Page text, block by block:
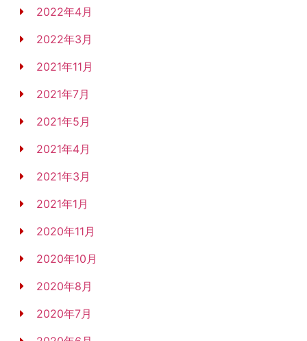
2022年4月
2022年3月
2021年11月
2021年7月
2021年5月
2021年4月
2021年3月
2021年1月
2020年11月
2020年10月
2020年8月
2020年7月